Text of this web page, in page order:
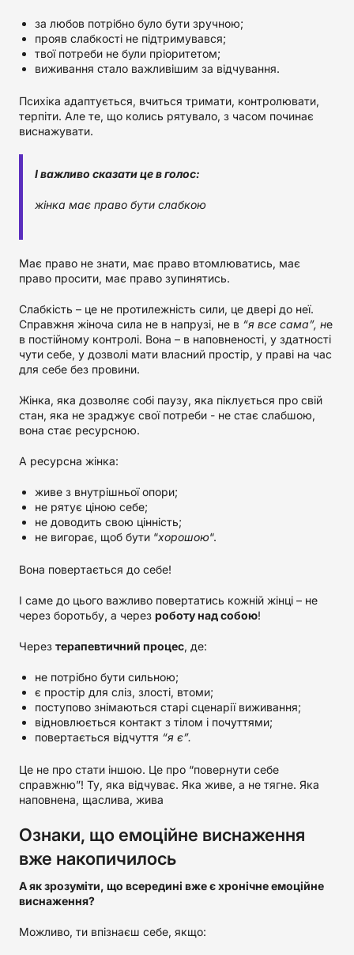
за любов потрібно було бути зручною;
прояв слабкості не підтримувався;
твої потреби не були пріоритетом;
виживання стало важливішим за відчування.
Психіка адаптується, вчиться тримати, контролювати,
терпіти. Але те, що колись рятувало, з часом починає
виснажувати.
І важливо сказати це в голос:
жінка має право бути слабкою
Має право не знати, має право втомлюватись, має
право просити, має право зупинятись.
Слабкість – це не протилежність сили, це двері до неї.
Справжня жіноча сила не в напрузі, не в “я все сама”, не
в постійному контролі. Вона – в наповненості, у здатності
чути себе, у дозволі мати власний простір, у праві на час
для себе без провини.
Жінка, яка дозволяє собі паузу, яка піклується про свій
стан, яка не зраджує свої потреби - не стає слабшою,
вона стає ресурсною.
А ресурсна жінка:
живе з внутрішньої опори;
не рятує ціною себе;
не доводить свою цінність;
не вигорає, щоб бути “хорошою“.
Вона повертається до себе!
І саме до цього важливо повертатись кожній жінці – не
через боротьбу, а через роботу над собою!
Через терапевтичний процес, де:
не потрібно бути сильною;
є простір для сліз, злості, втоми;
поступово знімаються старі сценарії виживання;
відновлюється контакт з тілом і почуттями;
повертається відчуття “я є”.
Це не про стати іншою. Це про “повернути себе
справжню”! Ту, яка відчуває. Яка живе, а не тягне. Яка
наповнена, щаслива, жива
Ознаки, що емоційне виснаження
вже накопичилось
А як зрозуміти, що всередині вже є хронічне емоційне
виснаження?
Можливо, ти впізнаєш себе, якщо: